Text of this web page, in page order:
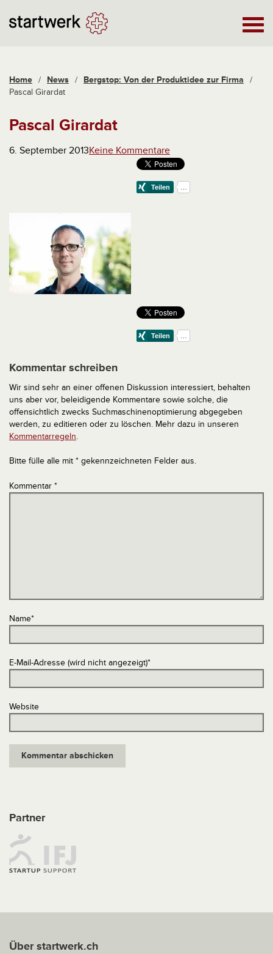
Home / News / Bergstop: Von der Produktidee zur Firma
/
Pascal Girardat
Pascal Girardat
6. September 2013Keine Kommentare
Kommentar schreiben
Wir sind sehr an einer offenen Diskussion interessiert, behalten
uns aber vor, beleidigende Kommentare sowie solche, die
offensichtlich zwecks Suchmaschinenoptimierung abgegeben
werden, zu editieren oder zu löschen. Mehr dazu in unseren
Kommentarregeln.
Bitte fülle alle mit * gekennzeichneten Felder aus.
Kommentar *
Name*
E-Mail-Adresse (wird nicht angezeigt)*
Website
Partner
Über startwerk.ch